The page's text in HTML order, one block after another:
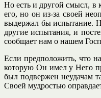
Но есть и другой смысл, в
его, но он из-за своей
выдержал бы испытание.
другие испытания, и
сообщает нам о нашем
Если предположить, что
которую Он имел у Него
был подвержен неудачам
Своей мудростью